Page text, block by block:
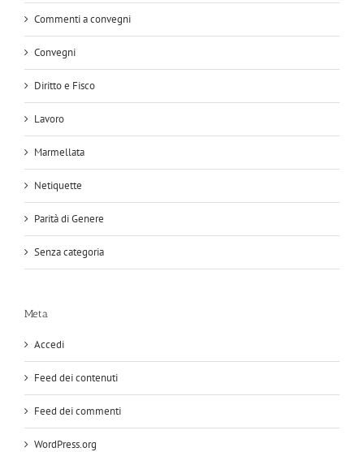
Commenti a convegni
Convegni
Diritto e Fisco
Lavoro
Marmellata
Netiquette
Parità di Genere
Senza categoria
Meta
Accedi
Feed dei contenuti
Feed dei commenti
WordPress.org